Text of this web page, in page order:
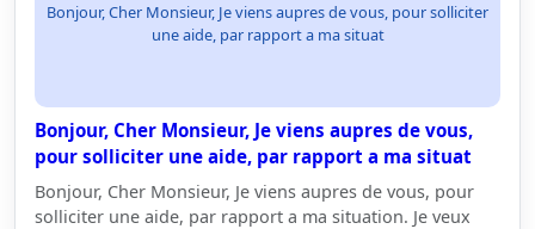
Bonjour, Cher Monsieur, Je viens aupres de vous, pour solliciter
une aide, par rapport a ma situat
Bonjour, Cher Monsieur, Je viens aupres de vous,
pour solliciter une aide, par rapport a ma situat
Bonjour, Cher Monsieur, Je viens aupres de vous, pour
solliciter une aide, par rapport a ma situation. Je veux